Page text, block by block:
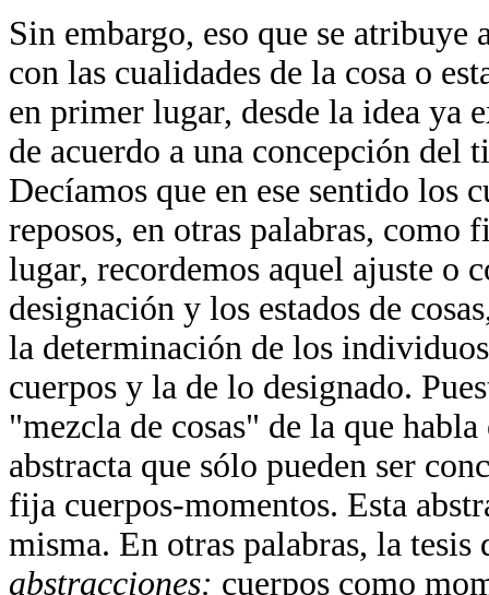
Sin embargo, eso que se atribuye
con las cualidades de la cosa o
en primer lugar, desde la idea ya
de acuerdo a una concepción del
Decíamos que en ese sentido los
reposos, en otras palabras, como
lugar, recordemos aquel ajuste o
designación y los estados de
la determinación de los
cuerpos y la de lo designado.
"mezcla de cosas" de la que
abstracta que sólo pueden ser
fija cuerpos-momentos. Esta
misma. En otras palabras, la tesis
abstracciones: cuerpos como